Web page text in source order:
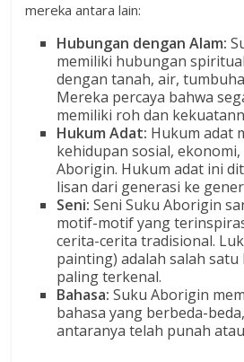
mereka antara lain:
Hubungan dengan Alam:
memiliki hubungan
dengan tanah, air,
Mereka percaya bahwa
memiliki roh dan
Hukum Adat: Hukum adat
kehidupan sosial,
Aborigin. Hukum adat ini
lisan dari generasi ke
Seni: Seni Suku Aborigin
motif-motif yang
cerita-cerita tradisional.
painting) adalah salah
paling terkenal.
Bahasa: Suku Aborigin
bahasa yang berbeda-
antaranya telah punah